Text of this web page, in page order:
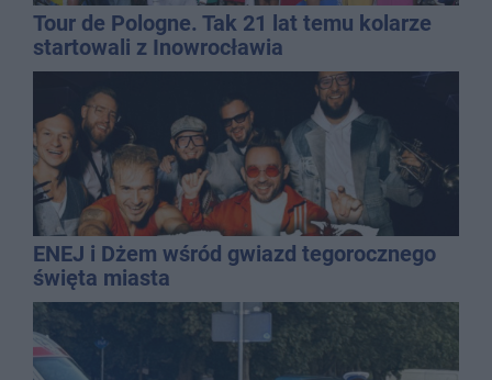
Tour de Pologne. Tak 21 lat temu kolarze
startowali z Inowrocławia
ENEJ i Dżem wśród gwiazd tegorocznego
święta miasta